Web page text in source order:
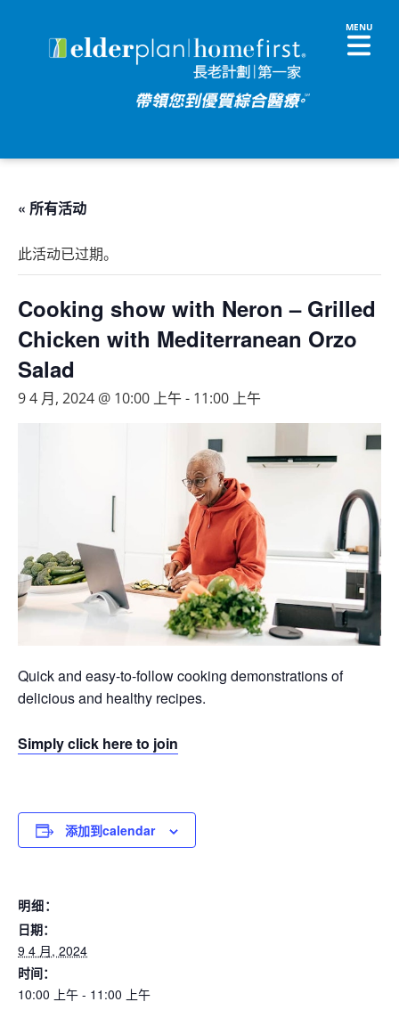
« 所有活动
此活动已过期。
Cooking show with Neron – Grilled
Chicken with Mediterranean Orzo
Salad
9 4 月, 2024 @ 10:00 上午- 11:00 上午
Quick and easy-to-follow cooking demonstrations of
delicious and healthy recipes.
Simply click here to join
添加到calendar
明细：
日期：
9 4 月, 2024
时间：
10:00 上午 - 11:00 上午